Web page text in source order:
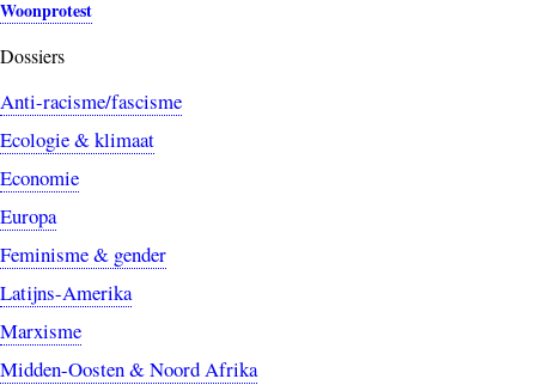
Woonprotest
Dossiers
Anti-racisme/fascisme
Ecologie & klimaat
Economie
Europa
Feminisme & gender
Latijns-Amerika
Marxisme
Midden-Oosten & Noord Afrika